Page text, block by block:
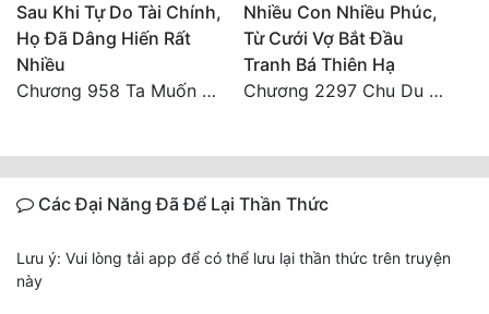
Sau Khi Tự Do Tài Chính,
Họ Đã Dâng Hiến Rất
Nhiều
Chương 958 Ta Muốn Cùng Các Cô Vĩnh Viễn Ở Bên Nhau (2) Hết
Nhiều Con Nhiều Phúc,
Từ Cưới Vợ Bắt Đầu
Tranh Bá Thiên Hạ
Chương 2297 Chu Du Du mang thai
Các Đại Năng Đã Để Lại Thần Thức
Lưu ý: Vui lòng tải app để có thể lưu lại thần thức trên truyện
này